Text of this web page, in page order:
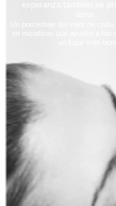
Un porcentaje del valor de
en iniciativas que ayuden a